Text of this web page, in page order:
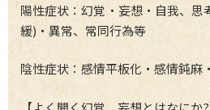
陽性症状：幻覚・妄想・自我、
緩)・異常、常同行為等
陰性症状：感情平板化・感情鈍麻